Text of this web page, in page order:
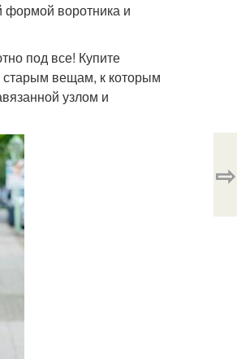
воротника и
под все! Купите
старым вещам, к которым
узлом и
⇨